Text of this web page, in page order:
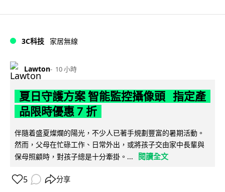
3C科技 家居無線
Lawton 10 小時
夏日守護方案 智能監控攝像頭 指定產
品限時優惠 7 折
伴隨着盛夏燦爛的陽光，不少人已著手規劃豐富的暑期活動。
然而，父母在忙碌工作、日常外出，或將孩子交由家中長輩與
保母照顧時，對孩子總是十分牽掛。...
閱讀全文
5 分享